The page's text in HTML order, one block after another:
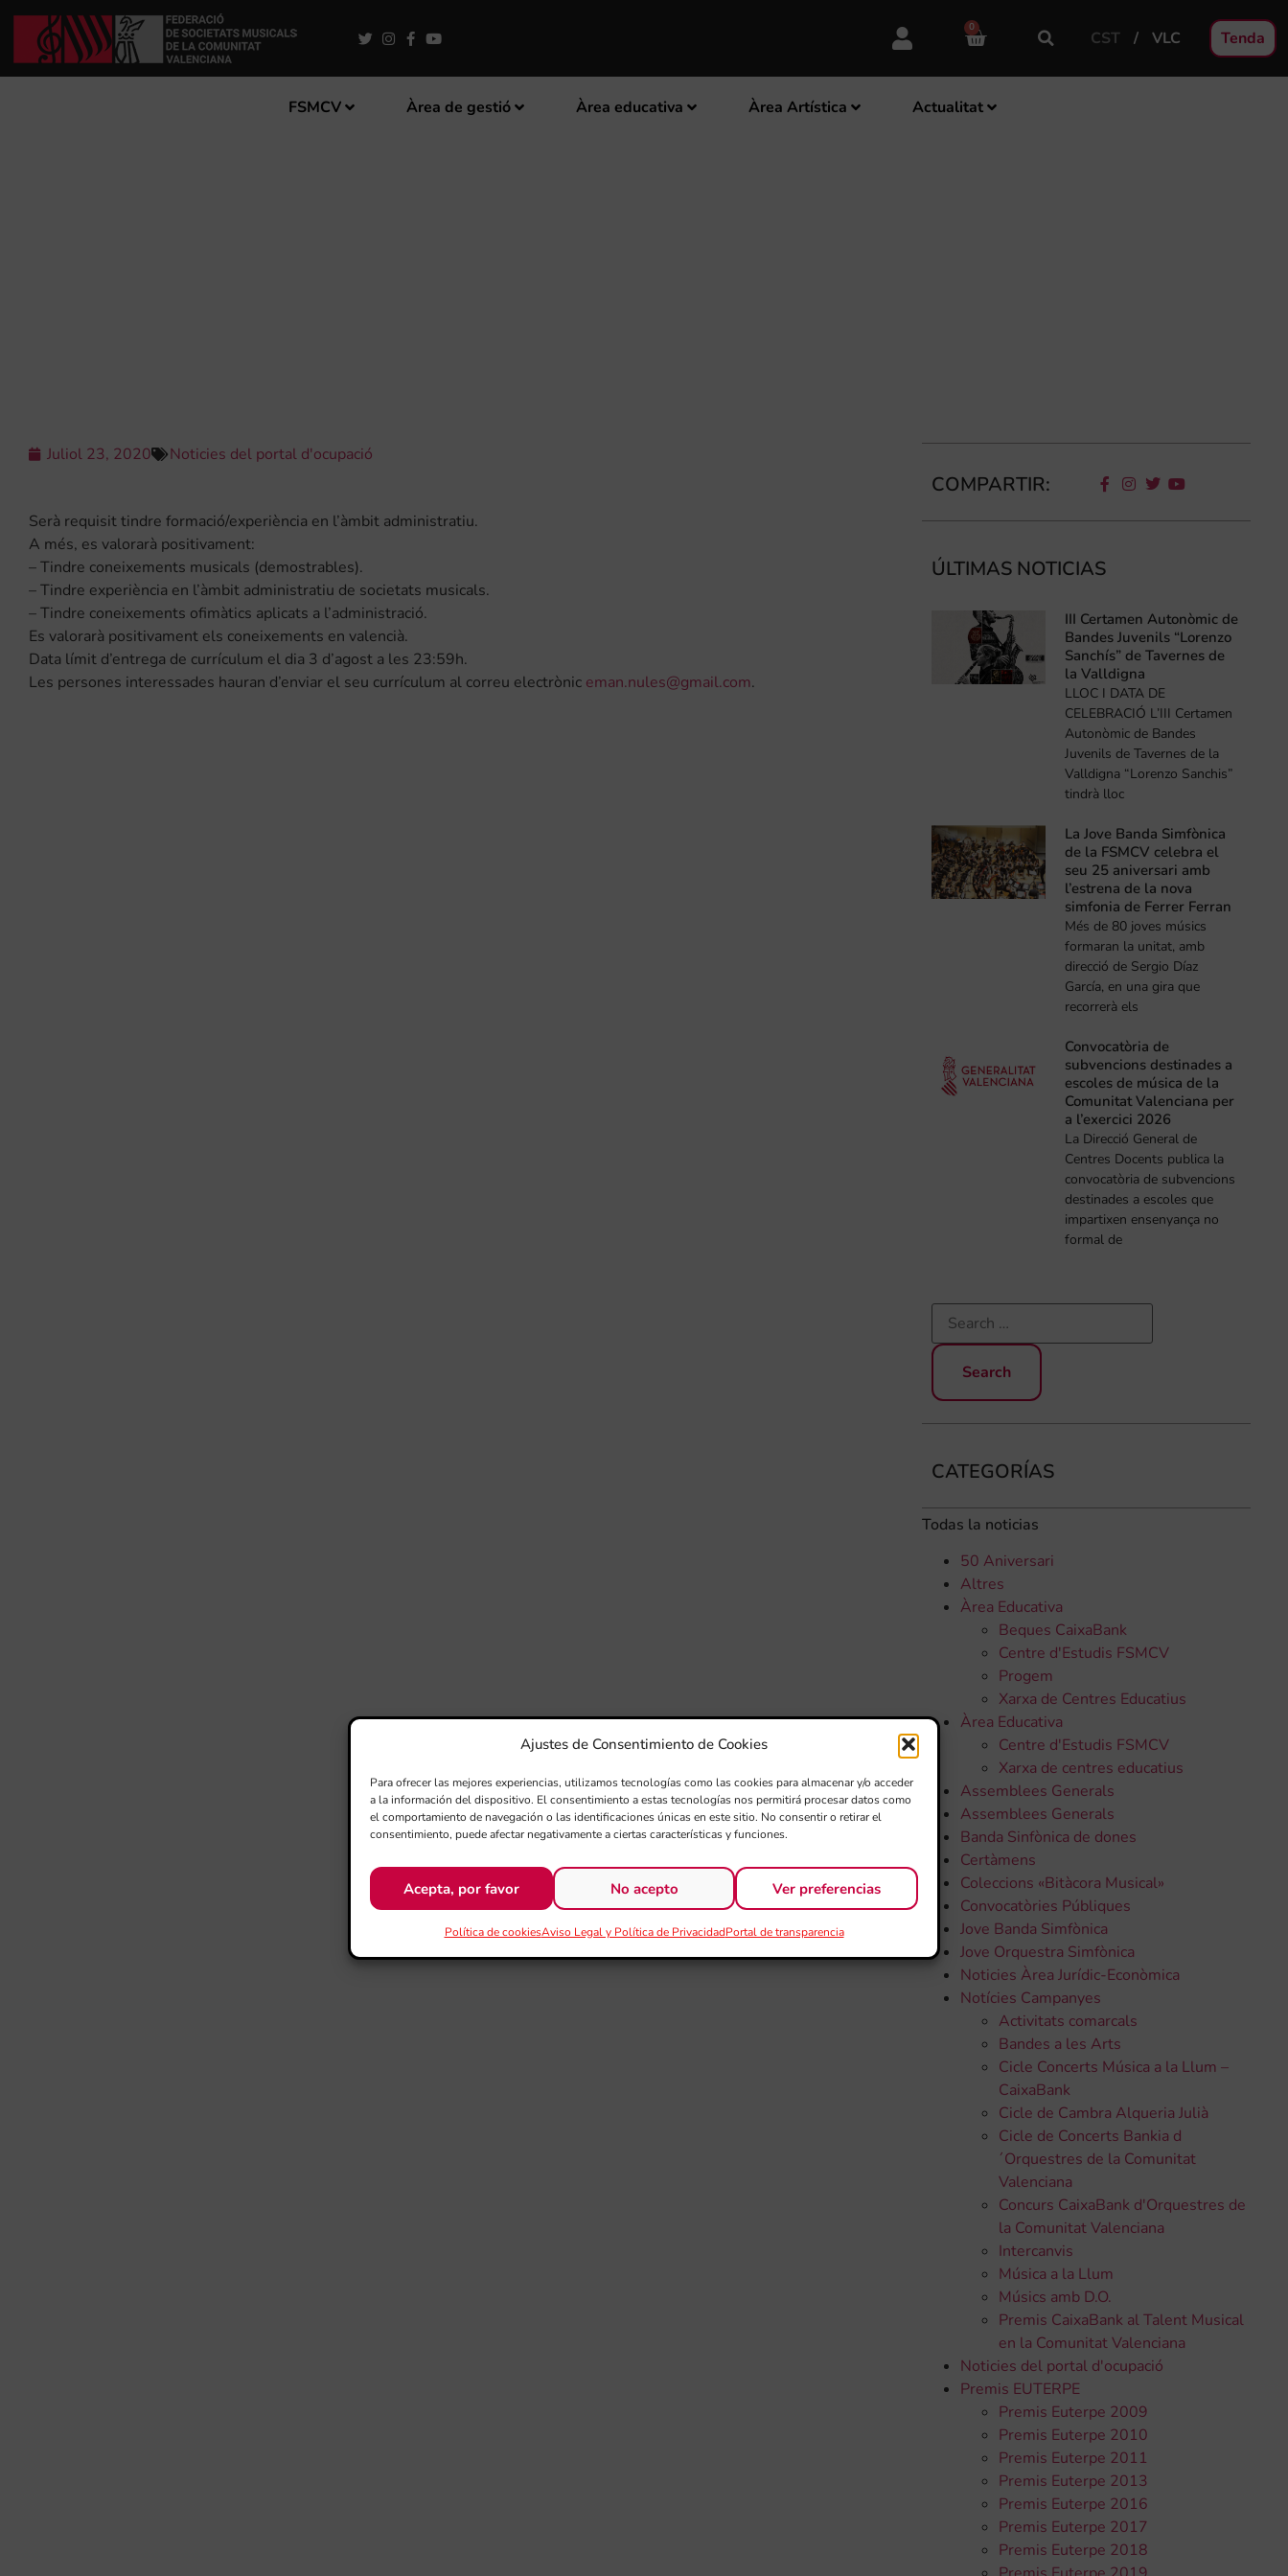
Ajustes de Consentimiento de Cookies
Para ofrecer las mejores experiencias, utilizamos tecnologías como las cookies para almacenar y/o acceder
a la información del dispositivo. El consentimiento a estas tecnologías nos permitirá procesar datos como
el comportamiento de navegación o las identificaciones únicas en este sitio. No consentir o retirar el
consentimiento, puede afectar negativamente a ciertas características y funciones.
Acepta, por favor No acepto Ver preferencias
Política de cookiesAviso Legal y Política de PrivacidadPortal de transparencia
0
CST VLC Tenda
FSMCV Àrea de gestió Àrea educativa Àrea Artística Actualitat
Juliol 23, 2020 Noticies del portal d'ocupació
Serà requisit tindre formació/experiència en l’àmbit administratiu.
A més, es valorarà positivament:
– Tindre coneixements musicals (demostrables).
– Tindre experiència en l’àmbit administratiu de societats musicals.
– Tindre coneixements ofimàtics aplicats a l’administració.
Es valorarà positivament els coneixements en valencià.
Data límit d’entrega de currículum el dia 3 d’agost a les 23:59h.
Les persones interessades hauran d’enviar el seu currículum al correu electrònic eman.nules@gmail.com.
COMPARTIR:
ÚLTIMAS NOTICIAS
III Certamen Autonòmic de
Bandes Juvenils “Lorenzo
Sanchís” de Tavernes de
la Valldigna
LLOC I DATA DE
CELEBRACIÓ L’III Certamen
Autonòmic de Bandes
Juvenils de Tavernes de la
Valldigna “Lorenzo Sanchis”
tindrà lloc
La Jove Banda Simfònica
de la FSMCV celebra el
seu 25 aniversari amb
l’estrena de la nova
simfonia de Ferrer Ferran
Més de 80 joves músics
formaran la unitat, amb
direcció de Sergio Díaz
García, en una gira que
recorrerà els
Convocatòria de
subvencions destinades a
escoles de música de la
Comunitat Valenciana per
a l’exercici 2026
La Direcció General de
Centres Docents publica la
convocatòria de subvencions
destinades a escoles que
impartixen ensenyança no
formal de
CATEGORÍAS
Todas la noticias
50 Aniversari
Altres
Àrea Educativa
Beques CaixaBank
Centre d'Estudis FSMCV
Progem
Xarxa de Centres Educatius
Àrea Educativa
Centre d'Estudis FSMCV
Xarxa de centres educatius
Assemblees Generals
Assemblees Generals
Banda Sinfònica de dones
Certàmens
Coleccions «Bitàcora Musical»
Convocatòries Públiques
Jove Banda Simfònica
Jove Orquestra Simfònica
Noticies Àrea Jurídic-Econòmica
Notícies Campanyes
Activitats comarcals
Bandes a les Arts
Cicle Concerts Música a la Llum –
CaixaBank
Cicle de Cambra Alqueria Julià
Cicle de Concerts Bankia d
´Orquestres de la Comunitat
Valenciana
Concurs CaixaBank d'Orquestres de
la Comunitat Valenciana
Intercanvis
Música a la Llum
Músics amb D.O.
Premis CaixaBank al Talent Musical
en la Comunitat Valenciana
Noticies del portal d'ocupació
Premis EUTERPE
Premis Euterpe 2009
Premis Euterpe 2010
Premis Euterpe 2011
Premis Euterpe 2013
Premis Euterpe 2016
Premis Euterpe 2017
Premis Euterpe 2018